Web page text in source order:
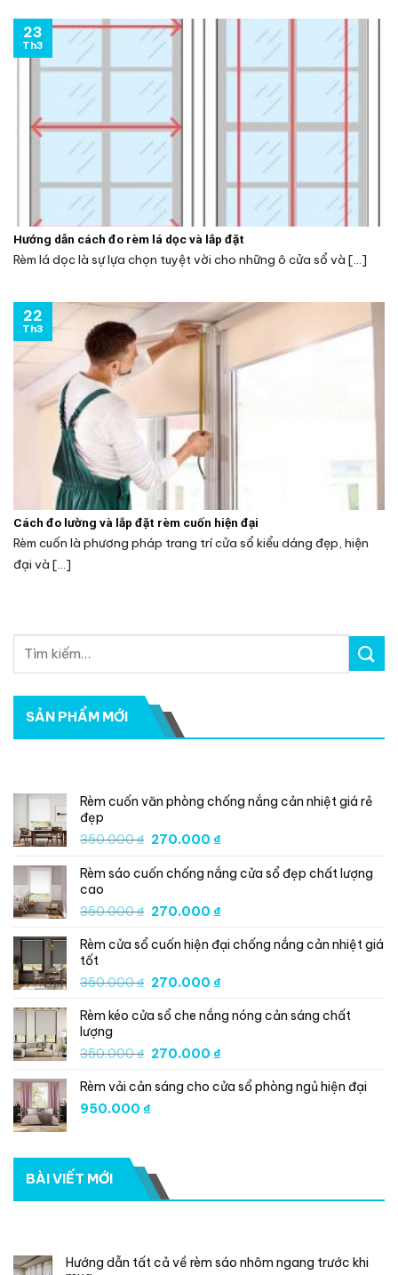
Hướng dẫn cách đo rèm lá dọc và lắp đặt
Rèm lá dọc là sự lựa chọn tuyệt vời cho những ô cửa sổ và [...]
23
Th3
Cách đo lường và lắp đặt rèm cuốn hiện đại
Rèm cuốn là phương pháp trang trí cửa sổ kiểu dáng đẹp, hiện
đại và [...]
22
Th3
SẢN PHẨM MỚI
Rèm cuốn văn phòng chống nắng cản nhiệt giá rẻ
đẹp
350.000₫ Giá
là:
270.000₫Giá
tại
270.000 ₫.
Rèm sáo cuốn chống nắng cửa sổ đẹp chất lượng
cao
350.000₫ Giá
là:
270.000₫Giá
tại
270.000 ₫.
Rèm cửa sổ cuốn hiện đại chống nắng cản nhiệt giá
tốt
350.000₫ Giá
là:
270.000₫Giá
tại
270.000 ₫.
Rèm kéo cửa sổ che nắng nóng cản sáng chất
lượng
350.000₫ Giá
là:
350.000 ₫.
270.000₫Giá
tại
Rèm vải cản sáng cho cửa sổ phòng ngủ hiện đại
950.000 ₫
BÀI VIẾT MỚI
Hướng dẫn tất cả về rèm sáo nhôm ngang trước khi